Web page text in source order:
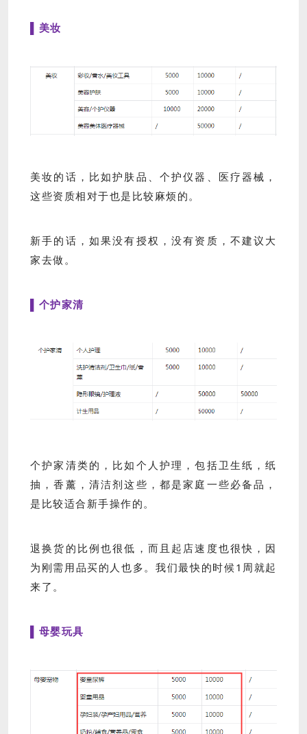
▌美妆
美妆的话，比如护肤品、个护仪器、医疗器械，
这些资质相对于也是比较麻烦的。
新手的话，如果没有授权，没有资质，不建议大
家去做。
▌个护家清
个护家清类的，比如个人护理，包括卫生纸，纸
抽，香薰，清洁剂这些，都是家庭一些必备品，
是比较适合新手操作的。
退换货的比例也很低，而且起店速度也很快，因
为刚需用品买的人也多。我们最快的时候1周就起
来了。
▌母婴玩具